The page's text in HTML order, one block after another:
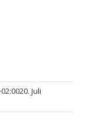
20. Juli